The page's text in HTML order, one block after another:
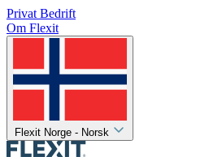
Privat Bedrift
Om Flexit
Flexit Norge - Norsk